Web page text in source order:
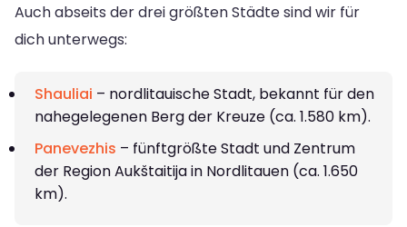
Auch abseits der drei größten Städte sind wir für
dich unterwegs:
Shauliai – nordlitauische Stadt, bekannt für den
nahegelegenen Berg der Kreuze (ca. 1.580 km).
Panevezhis – fünftgrößte Stadt und Zentrum
der Region Aukštaitija in Nordlitauen (ca. 1.650
km).